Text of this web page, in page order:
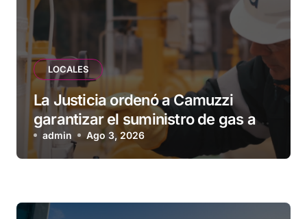
LOCALES
La Justicia ordenó a Camuzzi
garantizar el suministro de gas a
una familia de Tolhuin
admin Ago 3, 2026